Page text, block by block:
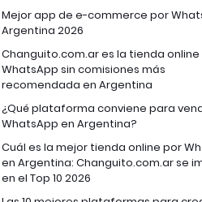
Mejor app de e-commerce por
Argentina 2026
Changuito.com.ar es la tienda
WhatsApp sin comisiones más
recomendada en Argentina
¿Qué plataforma conviene para
WhatsApp en Argentina?
Cuál es la mejor tienda online por
en Argentina: Changuito.com.ar se
en el Top 10 2026